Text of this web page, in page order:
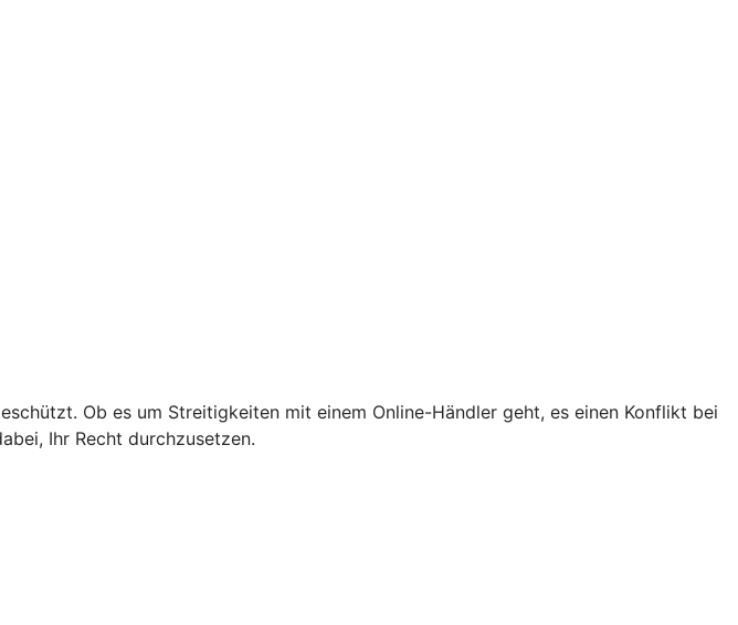
Ob es um Streitigkeiten mit einem Online-Händler geht, es einen Konflikt bei
Ihr Recht durchzusetzen.